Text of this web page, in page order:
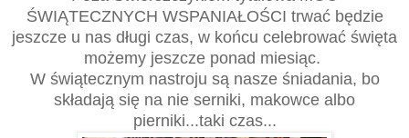
ŚWIĄTECZNYCH WSPANIAŁOŚCI trwać będzie
jeszcze u nas długi czas, w końcu celebrować święta
możemy jeszcze ponad miesiąc.
W świątecznym nastroju są nasze śniadania, bo
składają się na nie serniki, makowce albo
pierniki...taki czas...